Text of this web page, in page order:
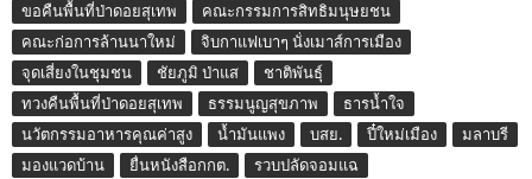
ขอคืนพื้นที่ป่าดอยสุเทพ
คณะกรรมการสิทธิมนุษยชน
คณะก่อการล้านนาใหม่
จิบกาแฟเบาๆ นั่งเมาส์การเมือง
จุดเสี่ยงในชุมชน
ชัยภูมิ ป่าแส
ชาติพันธุ์
ทวงคืนพื้นที่ป่าดอยสุเทพ
ธรรมนูญสุขภาพ
ธารน้ำใจ
นวัตกรรมอาหารคุณค่าสูง
น้ำมันแพง บสย. ปี๋ใหม่เมือง
มลาบรี
มองแวดบ้าน
ยื่นหนังสือกกต.
รวบปลัดจอมแฉ